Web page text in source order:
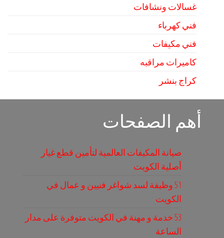
غسالات ونشافات
فني كهرباء
فني مكيفات
كاميرات مراقبه
كراج بنشر
أهم الصفحات
صيانة المكيفات العالمية لتأمين قطع غيار
أصلية الكويت
51 وظيفة لسد شواغر فنيين و عمال في
الكويت
53 خدمة و مهنة في الكويت متوفرة على مدار
الساعة